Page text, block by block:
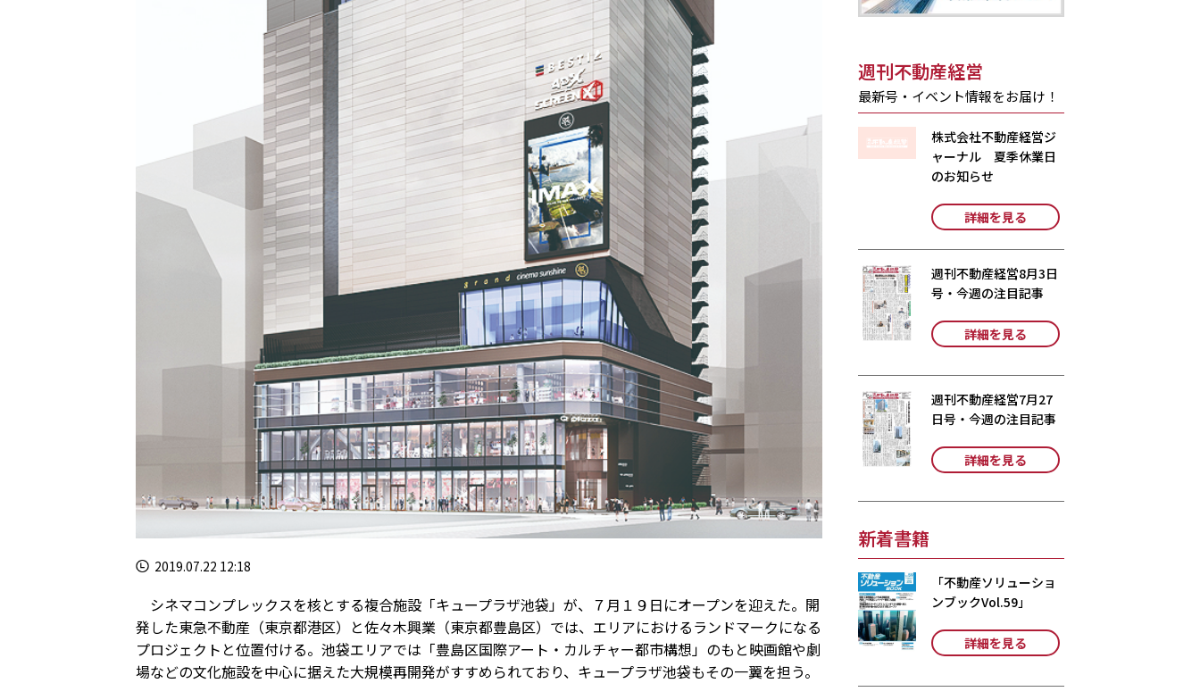
2019.07.22 12:18
シネマコンプレックスを核とする複合施設「キュープラザ池袋」が、７月１９日にオープンを迎えた。開
発した東急不動産（東京都港区）と佐々木興業（東京都豊島区）では、エリアにおけるランドマークになる
プロジェクトと位置付ける。池袋エリアでは「豊島区国際アート・カルチャー都市構想」のもと映画館や劇
場などの文化施設を中心に据えた大規模再開発がすすめられており、キュープラザ池袋もその一翼を担う。
週刊不動産経営
最新号・イベント情報をお届け！
株式会社不動産経営ジ
ャーナル 夏季休業日
のお知らせ
詳細を見る
週刊不動産経営8月3日
号・今週の注目記事
詳細を見る
週刊不動産経営7月27
日号・今週の注目記事
詳細を見る
新着書籍
「不動産ソリューショ
ンブックVol.59」
詳細を見る